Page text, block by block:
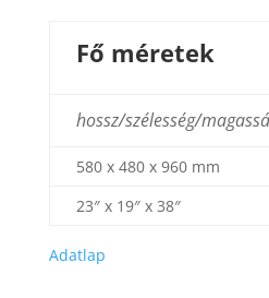
Fő méretek
hossz/szélesség/
580 x 480 x 960 mm
23″ x 19″ x 38″
Adatlap